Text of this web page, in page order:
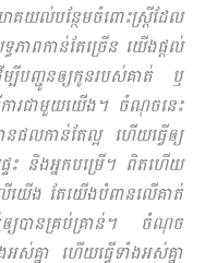
គយល់បន្ថែមចំពោះស្ដ្រីដែល
ធភាពកាន់តែច្រើន យើងផ្ដល់
ម្បីបញ្ជូនឲ្យកូនរបស់គាត់ ឬ
ការជាមួយយើង។ ចំណុចនេះ
នផលកាន់តែល្អ ហើយធ្វើឲ្យ
ផ្ទះ និងអ្នកបម្រើ។ ពិតហើយ
យើង តែយើងបំពានលើគាត់
ឲ្យបានគ្រប់គ្រាន់។ ចំណុច
គ្នា ហើយធ្វើទាំងអស់គ្នា